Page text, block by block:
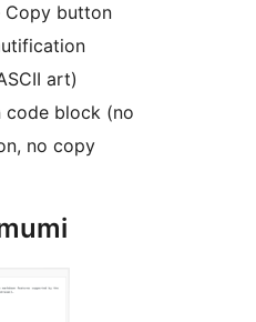
Copy button
art)
code block (no
no copy